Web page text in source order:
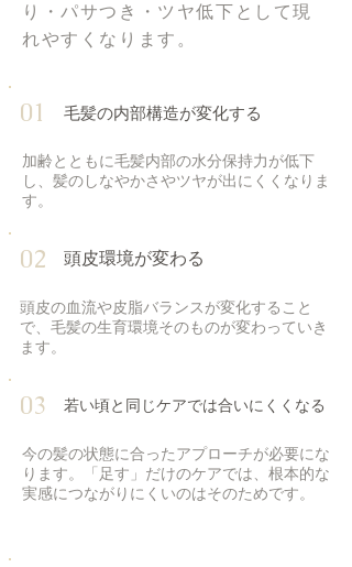
り・パサつき・ツヤ低下として現
れやすくなります。
01 毛髪の内部構造が変化する
加齢とともに毛髪内部の水分保持力が低下
し、髪のしなやかさやツヤが出にくくなりま
す。
02 頭皮環境が変わる
頭皮の血流や皮脂バランスが変化すること
で、毛髪の生育環境そのものが変わっていき
ます。
03 若い頃と同じケアでは合いにくくなる
今の髪の状態に合ったアプローチが必要にな
ります。「足す」だけのケアでは、根本的な
実感につながりにくいのはそのためです。